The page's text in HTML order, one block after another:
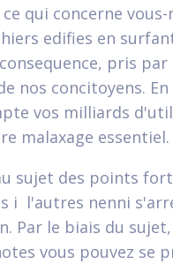
qui concerne
edifies en
pris par
nos concitoyens.
vos milliards
malaxage essentiel.
sujet des points
i l'autres nenni
Par le biais du
vous pouvez se